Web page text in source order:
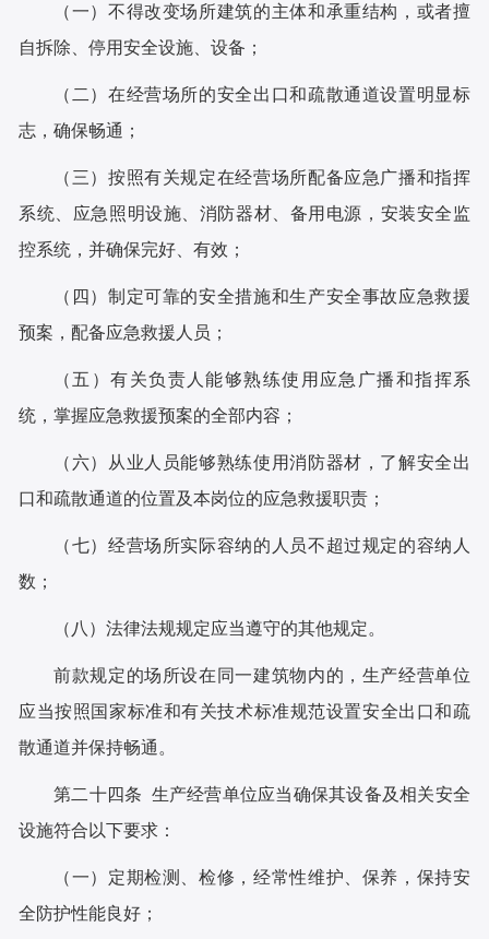
（一）不得改变场所建筑的主体和承重结构，或者擅
自拆除、停用安全设施、设备；
（二）在经营场所的安全出口和疏散通道设置明显标
志，确保畅通；
（三）按照有关规定在经营场所配备应急广播和指挥
系统、应急照明设施、消防器材、备用电源，安装安全监
控系统，并确保完好、有效；
（四）制定可靠的安全措施和生产安全事故应急救援
预案，配备应急救援人员；
（五）有关负责人能够熟练使用应急广播和指挥系
统，掌握应急救援预案的全部内容；
（六）从业人员能够熟练使用消防器材，了解安全出
口和疏散通道的位置及本岗位的应急救援职责；
（七）经营场所实际容纳的人员不超过规定的容纳人
数；
（八）法律法规规定应当遵守的其他规定。
前款规定的场所设在同一建筑物内的，生产经营单位
应当按照国家标准和有关技术标准规范设置安全出口和疏
散通道并保持畅通。
第二十四条 生产经营单位应当确保其设备及相关安全
设施符合以下要求：
（一）定期检测、检修，经常性维护、保养，保持安
全防护性能良好；